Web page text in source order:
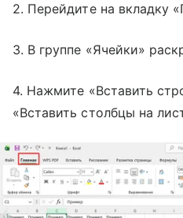
2. Перейдите на вкладку
3. В группе «Ячейки»
4. Нажмите «Вставить
«Вставить столбцы на